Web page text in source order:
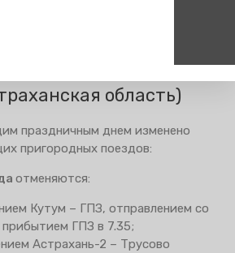
Самостоятельные
Групповые маршруты
на 12 июня
область)
праздничным днем изменено
пригородных поездов:
отменяются:
Кутум – ГПЗ, отправлением со
ГПЗ в 7.35;
Астрахань-2 – Трусово